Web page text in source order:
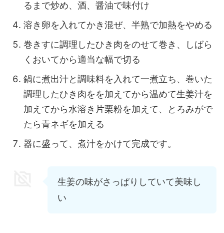
るまで炒め、酒、醤油で味付け
溶き卵を入れてかき混ぜ、半熟で加熱をやめる
巻きすに調理したひき肉をのせて巻き、しばら
くおいてから適当な幅で切る
鍋に煮出汁と調味料を入れて一煮立ち、巻いた
調理したひき肉をを加えてから温めて生姜汁を
加えてから水溶き片栗粉を加えて、とろみがで
たら青ネギを加える
器に盛って、煮汁をかけて完成です。
生姜の味がさっぱりしていて美味し
い